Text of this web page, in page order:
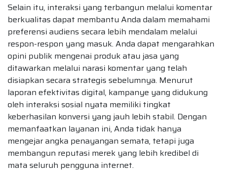
Selain itu, interaksi yang terbangun melalui komentar
berkualitas dapat membantu Anda dalam memahami
preferensi audiens secara lebih mendalam melalui
respon-respon yang masuk. Anda dapat mengarahkan
opini publik mengenai produk atau jasa yang
ditawarkan melalui narasi komentar yang telah
disiapkan secara strategis sebelumnya. Menurut
laporan efektivitas digital, kampanye yang didukung
oleh interaksi sosial nyata memiliki tingkat
keberhasilan konversi yang jauh lebih stabil. Dengan
memanfaatkan layanan ini, Anda tidak hanya
mengejar angka penayangan semata, tetapi juga
membangun reputasi merek yang lebih kredibel di
mata seluruh pengguna internet.